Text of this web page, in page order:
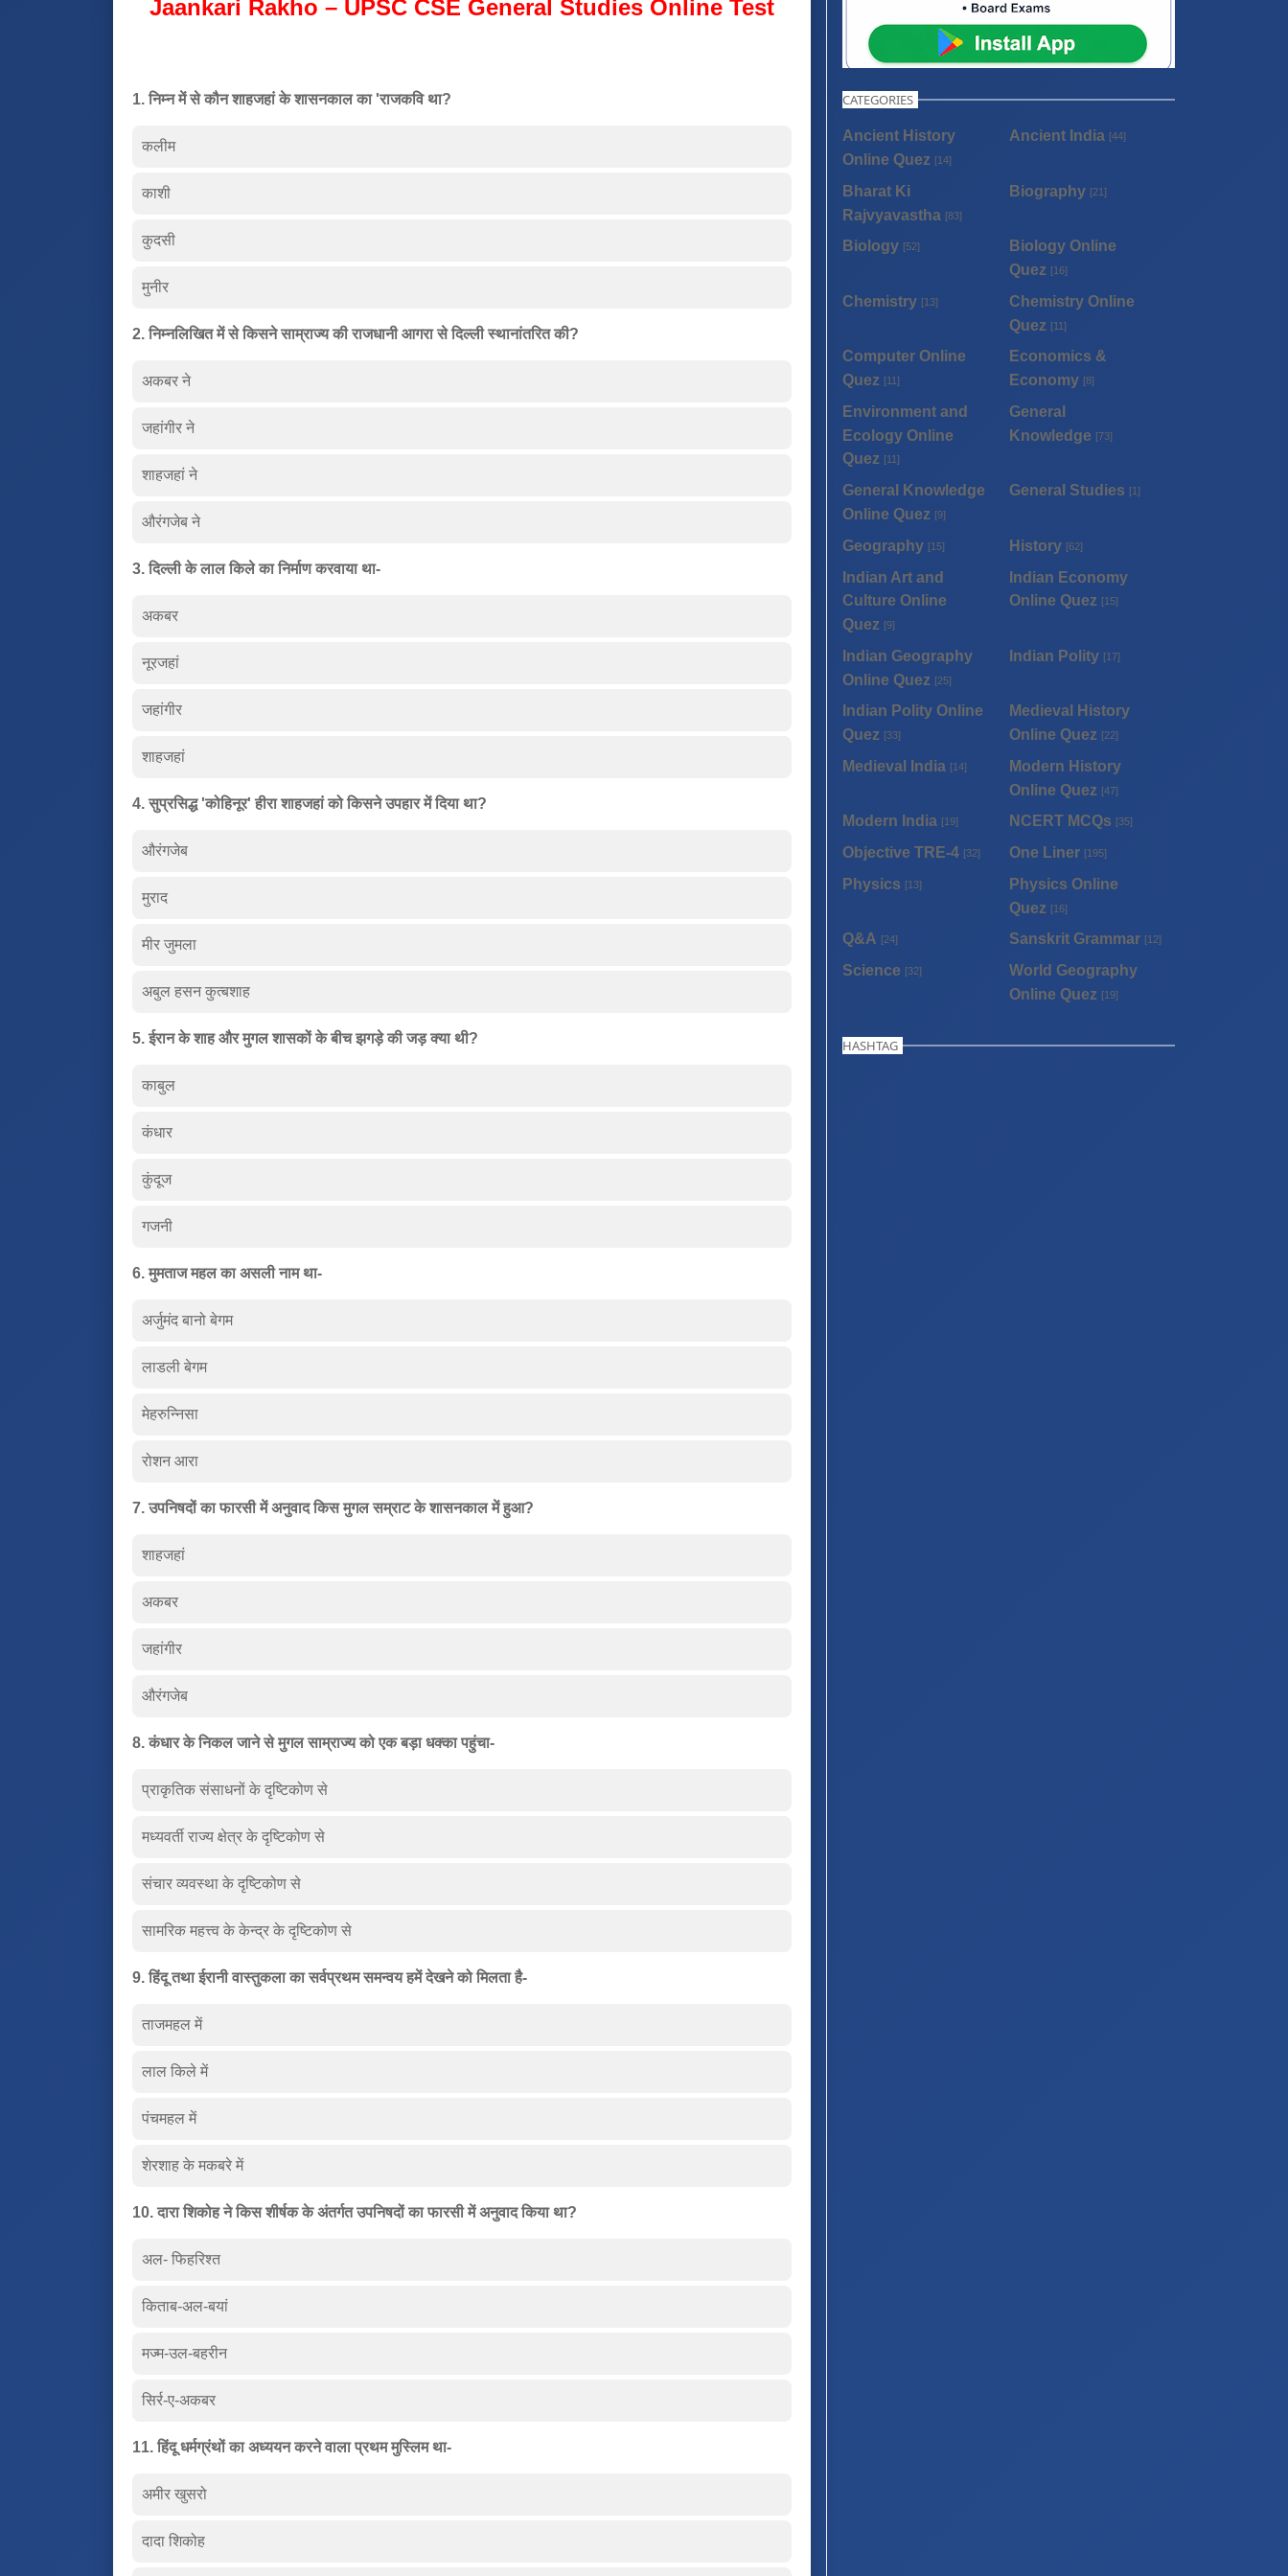
Jaankari Rakho – UPSC CSE General Studies Online Test
1. निम्न में से कौन शाहजहां के शासनकाल का 'राजकवि था?
कलीम
काशी
कुदसी
मुनीर
2. निम्नलिखित में से किसने साम्राज्य की राजधानी आगरा से दिल्ली स्थानांतरित की?
अकबर ने
जहांगीर ने
शाहजहां ने
औरंगजेब ने
3. दिल्ली के लाल किले का निर्माण करवाया था-
अकबर
नूरजहां
जहांगीर
शाहजहां
4. सुप्रसिद्ध 'कोहिनूर' हीरा शाहजहां को किसने उपहार में दिया था?
औरंगजेब
मुराद
मीर जुमला
अबुल हसन कुत्बशाह
5. ईरान के शाह और मुगल शासकों के बीच झगड़े की जड़ क्या थी?
काबुल
कंधार
कुंदूज
गजनी
6. मुमताज महल का असली नाम था-
अर्जुमंद बानो बेगम
लाडली बेगम
मेहरुन्निसा
रोशन आरा
7. उपनिषदों का फारसी में अनुवाद किस मुगल सम्राट के शासनकाल में हुआ?
शाहजहां
अकबर
जहांगीर
औरंगजेब
8. कंधार के निकल जाने से मुगल साम्राज्य को एक बड़ा धक्का पहुंचा-
प्राकृतिक संसाधनों के दृष्टिकोण से
मध्यवर्ती राज्य क्षेत्र के दृष्टिकोण से
संचार व्यवस्था के दृष्टिकोण से
सामरिक महत्त्व के केन्द्र के दृष्टिकोण से
9. हिंदू तथा ईरानी वास्तुकला का सर्वप्रथम समन्वय हमें देखने को मिलता है-
ताजमहल में
लाल किले में
पंचमहल में
शेरशाह के मकबरे में
10. दारा शिकोह ने किस शीर्षक के अंतर्गत उपनिषदों का फारसी में अनुवाद किया था?
अल- फिहरिश्त
किताब-अल-बयां
मज्म-उल-बहरीन
सिर्र-ए-अकबर
11. हिंदू धर्मग्रंथों का अध्ययन करने वाला प्रथम मुस्लिम था-
अमीर खुसरो
दादा शिकोह
CATEGORIES
Ancient History
Online Quez [14]
Ancient India [44]
Bharat Ki
Rajvyavastha [83]
Biography [21]
Biology [52]
Biology Online
Quez [16]
Chemistry [13]
Chemistry Online
Quez [11]
Computer Online
Quez [11]
Economics &
Economy [8]
Environment and
Ecology Online
Quez [11]
General
Knowledge [73]
General Knowledge
Online Quez [9]
General Studies [1]
Geography [15] History [62]
Indian Art and
Culture Online
Quez [9]
Indian Economy
Online Quez [15]
Indian Geography
Online Quez [25]
Indian Polity [17]
Indian Polity Online
Quez [33]
Medieval History
Online Quez [22]
Medieval India [14]
Modern History
Online Quez [47]
Modern India [19] NCERT MCQs [35]
Objective TRE-4 [32] One Liner [195]
Physics [13]
Physics Online
Quez [16]
Q&A [24] Sanskrit Grammar [12]
Science [32]
World Geography
Online Quez [19]
HASHTAG